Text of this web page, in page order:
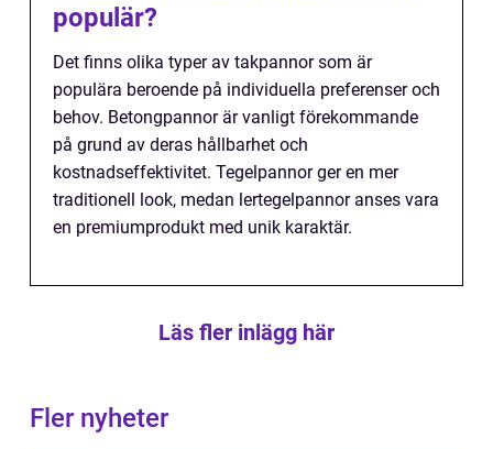
populär?
Det finns olika typer av takpannor som är
populära beroende på individuella preferenser och
behov. Betongpannor är vanligt förekommande
på grund av deras hållbarhet och
kostnadseffektivitet. Tegelpannor ger en mer
traditionell look, medan lertegelpannor anses vara
en premiumprodukt med unik karaktär.
Läs fler inlägg här
Fler nyheter